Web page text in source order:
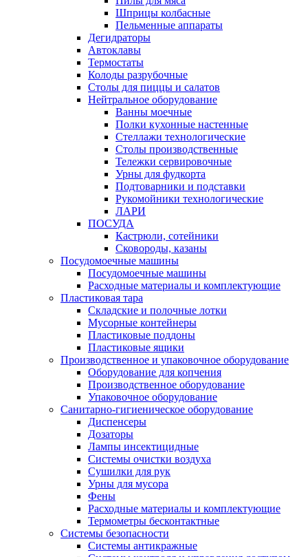
Шприцы колбасные
Пельменные аппараты
Дегидраторы
Автоклавы
Термостаты
Колоды разрубочные
Столы для пиццы и салатов
Нейтральное оборудование
Ванны моечные
Полки кухонные настенные
Стеллажи технологические
Столы производственные
Тележки сервировочные
Урны для фудкорта
Подтоварники и подставки
Рукомойники технологические
ЛАРИ
ПОСУДА
Кастрюли, сотейники
Сковороды, казаны
Посудомоечные машины
Посудомоечные машины
Расходные материалы и комплектующие
Пластиковая тара
Складские и полочные лотки
Мусорные контейнеры
Пластиковые поддоны
Пластиковые ящики
Производственное и упаковочное оборудование
Оборудование для копчения
Производственное оборудование
Упаковочное оборудование
Санитарно-гигиеническое оборудование
Диспенсеры
Дозаторы
Лампы инсектицидные
Системы очистки воздуха
Сушилки для рук
Урны для мусора
Фены
Расходные материалы и комплектующие
Термометры бесконтактные
Системы безопасности
Системы антикражные